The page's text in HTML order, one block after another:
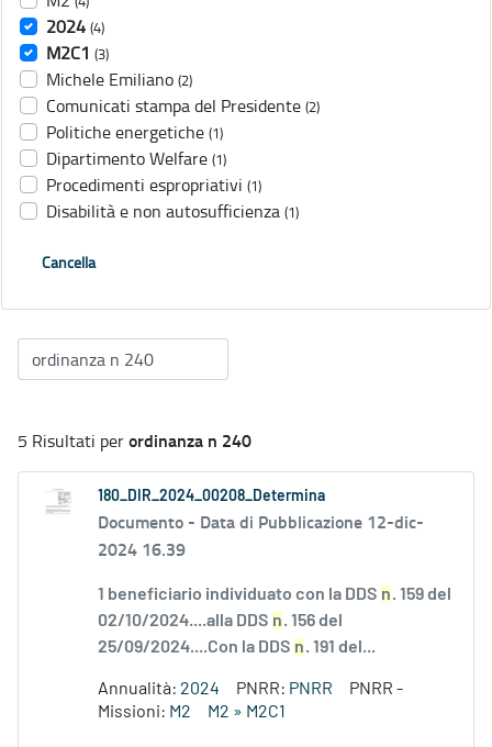
2024 (4)
M2C1 (3)
Michele Emiliano (2)
Comunicati stampa del Presidente (2)
Politiche energetiche (1)
Dipartimento Welfare (1)
Procedimenti espropriativi (1)
Disabilità e non autosufficienza (1)
Cancella
5 Risultati perordinanza n 240
180_DIR_2024_00208_Determina
Documento - Data di Pubblicazione 12-dic-
2024 16.39
1 beneficiario individuato con la DDS n. 159 del
02/10/2024....alla DDS n. 156 del
25/09/2024....Con la DDS n. 191 del...
Annualità: 2024 PNRR: PNRR
PNRR -
Missioni: M2 M2 » M2C1